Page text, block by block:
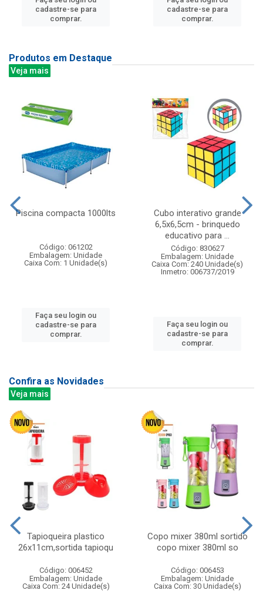
cadastre-se para
comprar.
cadastre-se para
comprar.
Produtos em Destaque
Veja mais
Piscina compacta 1000lts
Código: 061202
Embalagem: Unidade
Caixa Com: 1 Unidade(s)
Faça seu login ou
cadastre-se para
comprar.
Cubo interativo grande
6,5x6,5cm - brinquedo
educativo para ...
Código: 830627
Embalagem: Unidade
Caixa Com: 240 Unidade(s)
Inmetro: 006737/2019
Faça seu login ou
cadastre-se para
comprar.
Confira as Novidades
Veja mais
Tapioqueira plastico
26x11cm,sortida tapioqu
Código: 006452
Embalagem: Unidade
Caixa Com: 24 Unidade(s)
Copo mixer 380ml sortido
copo mixer 380ml so
Código: 006453
Embalagem: Unidade
Caixa Com: 30 Unidade(s)